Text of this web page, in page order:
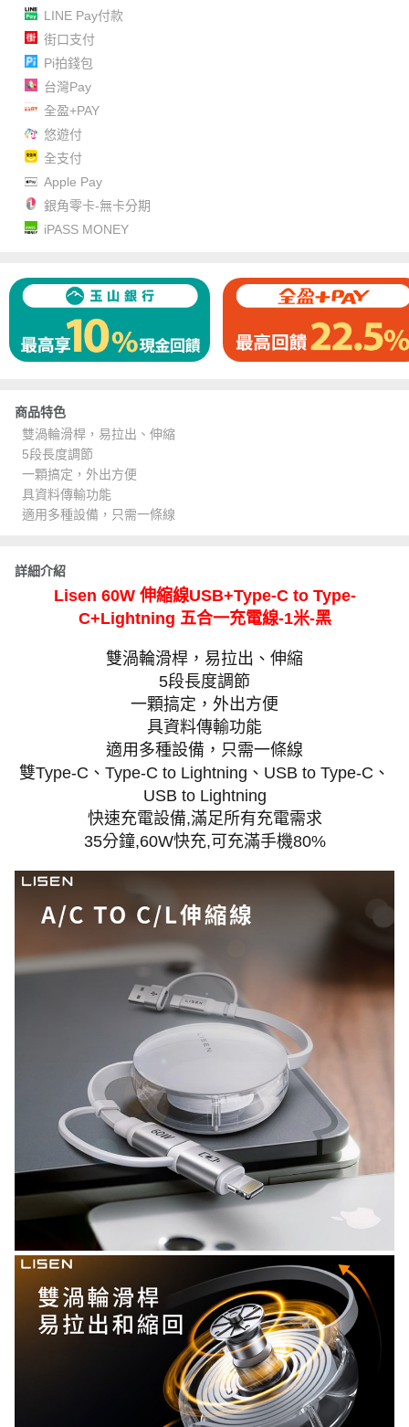
LINE Pay付款
街口支付
Pi拍錢包
台灣Pay
全盈+PAY
悠遊付
全支付
Apple Pay
銀角零卡-無卡分期
iPASS MONEY
商品特色
雙渦輪滑桿，易拉出、伸縮
5段長度調節
一顆搞定，外出方便
具資料傳輸功能
適用多種設備，只需一條線
詳細介紹
Lisen 60W 伸縮線USB+Type-C to Type-
C+Lightning 五合一充電線-1米-黑
雙渦輪滑桿，易拉出、伸縮
5段長度調節
一顆搞定，外出方便
具資料傳輸功能
適用多種設備，只需一條線
雙Type-C、Type-C to Lightning、USB to Type-C、
USB to Lightning
快速充電設備,滿足所有充電需求
35分鐘,60W快充,可充滿手機80%